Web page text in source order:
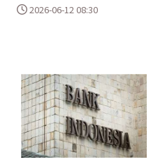
2026-06-12 08:30